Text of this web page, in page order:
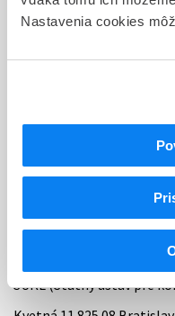
Nastavenia cookies
Ochrana osobných údajov
Úradné hodiny
Kontakt
ŠÚKL (Štátny ústav pre